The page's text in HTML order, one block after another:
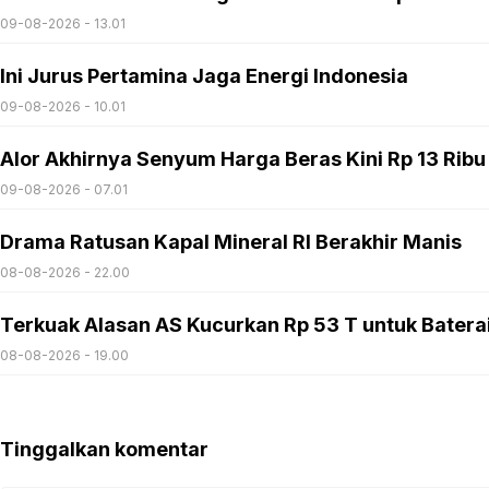
09-08-2026 - 13.01
Ini Jurus Pertamina Jaga Energi Indonesia
09-08-2026 - 10.01
Alor Akhirnya Senyum Harga Beras Kini Rp 13 Ribu
09-08-2026 - 07.01
Drama Ratusan Kapal Mineral RI Berakhir Manis
08-08-2026 - 22.00
Terkuak Alasan AS Kucurkan Rp 53 T untuk
08-08-2026 - 19.00
Tinggalkan komentar